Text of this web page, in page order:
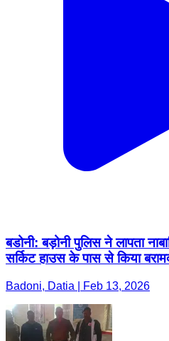
बडोनी: बड़ोनी पुलिस ने लापता
सर्किट हाउस के पास से किया
Badoni, Datia | Feb 13, 2026